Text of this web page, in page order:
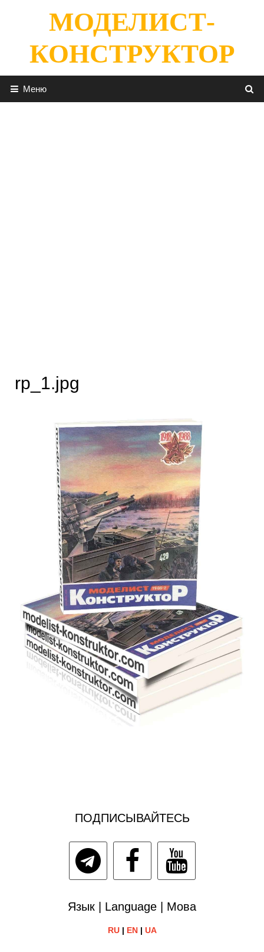
содержимомуМОДЕЛИСТ-
КОНСТРУКТОР
Меню
rp_1.jpg
ПОДПИСЫВАЙТЕСЬ
Язык | Language | Мова
RU| EN| UA